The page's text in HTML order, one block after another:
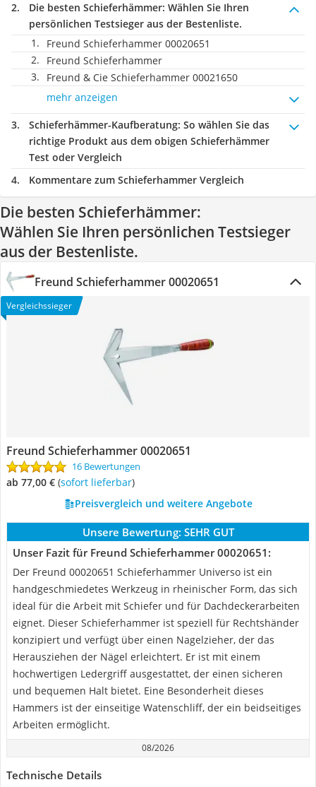
Die besten Schieferhämmer: Wählen Sie Ihren
persönlichen Testsieger aus der Bestenliste.
Freund Schieferhammer 00020651
Freund Schieferhammer
Freund & Cie Schieferhammer 00021650
mehr anzeigen
Schieferhämmer-Kaufberatung: So wählen Sie das
richtige Produkt aus dem obigen Schieferhämmer
Test oder Vergleich
Kommentare zum Schieferhammer Vergleich
Die besten Schieferhämmer:
Wählen Sie Ihren persönlichen Testsieger
aus der Bestenliste.
Freund Schieferhammer 00020651
Vergleichssieger
Freund Schieferhammer 00020651
16 Bewertungen
ab 77,00 € ( Sofort lieferbar)
Preisvergleich und weitere Angebote
Unsere Bewertung: SEHR GUT
Unser Fazit für Freund Schieferhammer 00020651:
Der Freund 00020651 Schieferhammer Universo ist ein
handgeschmiedetes Werkzeug in rheinischer Form, das sich
ideal für die Arbeit mit Schiefer und für Dachdeckerarbeiten
eignet. Dieser Schieferhammer ist speziell für Rechtshänder
konzipiert und verfügt über einen Nagelzieher, der das
Herausziehen der Nägel erleichtert. Er ist mit einem
hochwertigen Ledergriff ausgestattet, der einen sicheren
und bequemen Halt bietet. Eine Besonderheit dieses
Hammers ist der einseitige Watenschliff, der ein beidseitiges
Arbeiten ermöglicht.
08/2026
Technische Details